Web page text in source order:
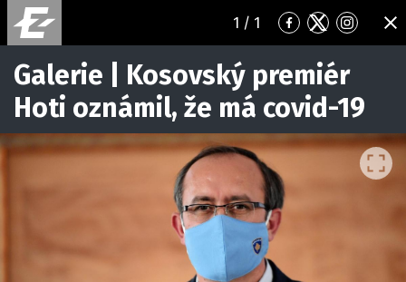
1 / 1
Přejít
na
Facebook
Přejít
na
Twitter
Přejít
na
Galerie | Kosovský premiér
Hoti oznámil, že má covid-19